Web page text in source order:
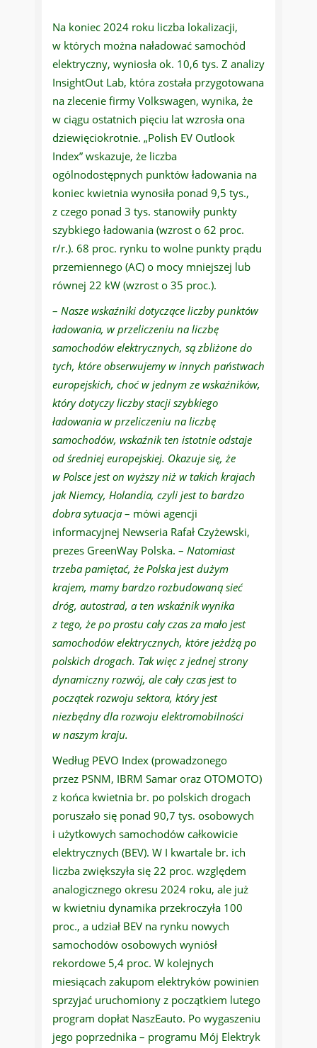
Na koniec 2024 roku liczba lokalizacji,
w których można naładować samochód
elektryczny, wyniosła ok. 10,6 tys. Z analizy
InsightOut Lab, która została przygotowana
na zlecenie firmy Volkswagen, wynika, że
w ciągu ostatnich pięciu lat wzrosła ona
dziewięciokrotnie. „Polish EV Outlook
Index” wskazuje, że liczba
ogólnodostępnych punktów ładowania na
koniec kwietnia wynosiła ponad 9,5 tys.,
z czego ponad 3 tys. stanowiły punkty
szybkiego ładowania (wzrost o 62 proc.
r/r.). 68 proc. rynku to wolne punkty prądu
przemiennego (AC) o mocy mniejszej lub
równej 22 kW (wzrost o 35 proc.).
– Nasze wskaźniki dotyczące liczby punktów
ładowania, w przeliczeniu na liczbę
samochodów elektrycznych, są zbliżone do
tych, które obserwujemy w innych państwach
europejskich, choć w jednym ze wskaźników,
który dotyczy liczby stacji szybkiego
ładowania w przeliczeniu na liczbę
samochodów, wskaźnik ten istotnie odstaje
od średniej europejskiej. Okazuje się, że
w Polsce jest on wyższy niż w takich krajach
jak Niemcy, Holandia, czyli jest to bardzo
dobra sytuacja– mówi agencji
informacyjnej Newseria Rafał Czyżewski,
prezes GreenWay Polska. – Natomiast
trzeba pamiętać, że Polska jest dużym
krajem, mamy bardzo rozbudowaną sieć
dróg, autostrad, a ten wskaźnik wynika
z tego, że po prostu cały czas za mało jest
samochodów elektrycznych, które jeżdżą po
polskich drogach. Tak więc z jednej strony
dynamiczny rozwój, ale cały czas jest to
początek rozwoju sektora, który jest
niezbędny dla rozwoju elektromobilności
w naszym kraju.
Według PEVO Index (prowadzonego
przez PSNM, IBRM Samar oraz OTOMOTO)
z końca kwietnia br. po polskich drogach
poruszało się ponad 90,7 tys. osobowych
i użytkowych samochodów całkowicie
elektrycznych (BEV). W I kwartale br. ich
liczba zwiększyła się 22 proc. względem
analogicznego okresu 2024 roku, ale już
w kwietniu dynamika przekroczyła 100
proc., a udział BEV na rynku nowych
samochodów osobowych wyniósł
rekordowe 5,4 proc. W kolejnych
miesiącach zakupom elektryków powinien
sprzyjać uruchomiony z początkiem lutego
program dopłat NaszEauto. Po wygaszeniu
jego poprzednika – programu Mój Elektryk